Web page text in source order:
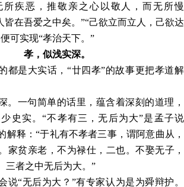
所疾恶，推敬亲之心以敬人，而无所慢
皆在吾爱之中矣。”“己欲立而立人，己欲达
可实现“孝治天下。”
孝，似浅实深。
都是大实话，“廿四孝”的故事更把孝道解
。一句简单的话里，蕴含着深刻的道理，
史实。“不孝有三，无后为大”是孟子说
解释：“于礼有不孝者三事，谓阿意曲从，
家贫亲老，不为禄仕，二也。不娶无子，
三者之中无后为大。”
说“无后为大？”有专家认为是为舜辩护。